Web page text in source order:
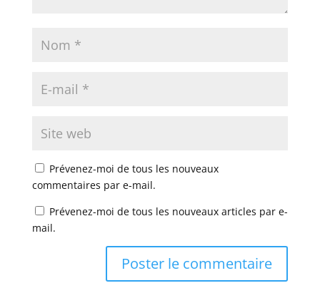
Prévenez-moi de tous les nouveaux
commentaires par e-mail.
Prévenez-moi de tous les nouveaux articles par e-
mail.